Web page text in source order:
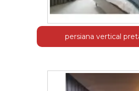
persiana vertical